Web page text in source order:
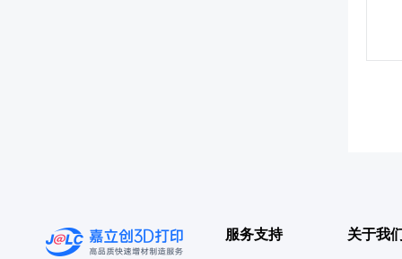
服务支持 关于我